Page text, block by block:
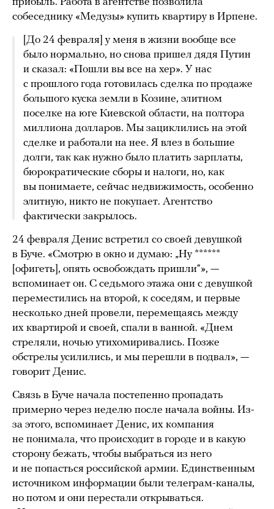
прибыль. Работа в агентстве позволила
собеседнику «Медузы» купить квартиру в Ирпене.
[До 24 февраля] у меня в жизни вообще все
было нормально, но снова пришел дядя Путин
и сказал: «Пошли вы все на хер». У нас
с прошлого года готовилась сделка по продаже
большого куска земли в Козине, элитном
поселке на юге Киевской области, на полтора
миллиона долларов. Мы зациклились на этой
сделке и работали на нее. Я влез в большие
долги, так как нужно было платить зарплаты,
бюрократические сборы и налоги, но, как
вы понимаете, сейчас недвижимость, особенно
элитную, никто не покупает. Агентство
фактически закрылось.
24 февраля Денис встретил со своей девушкой
в Буче. «Смотрю в окно и думаю: „Ну ******
[офигеть], опять освобождать пришли“», —
вспоминает он. С седьмого этажа они с девушкой
переместились на второй, к соседям, и первые
несколько дней провели, перемещаясь между
их квартирой и своей, спали в ванной. «Днем
стреляли, ночью утихомиривались. Позже
обстрелы усилились, и мы перешли в подвал», —
говорит Денис.
Связь в Буче начала постепенно пропадать
примерно через неделю после начала войны. Из-
за этого, вспоминает Денис, их компания
не понимала, что происходит в городе и в какую
сторону бежать, чтобы выбраться из него
и не попасться российской армии. Единственным
источником информации были телеграм-каналы,
но потом и они перестали открываться.